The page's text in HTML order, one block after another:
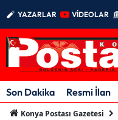
YAZARLAR VİDEOLAR
Son Dakika Resmi İlan
Konya Postası Gazetesi